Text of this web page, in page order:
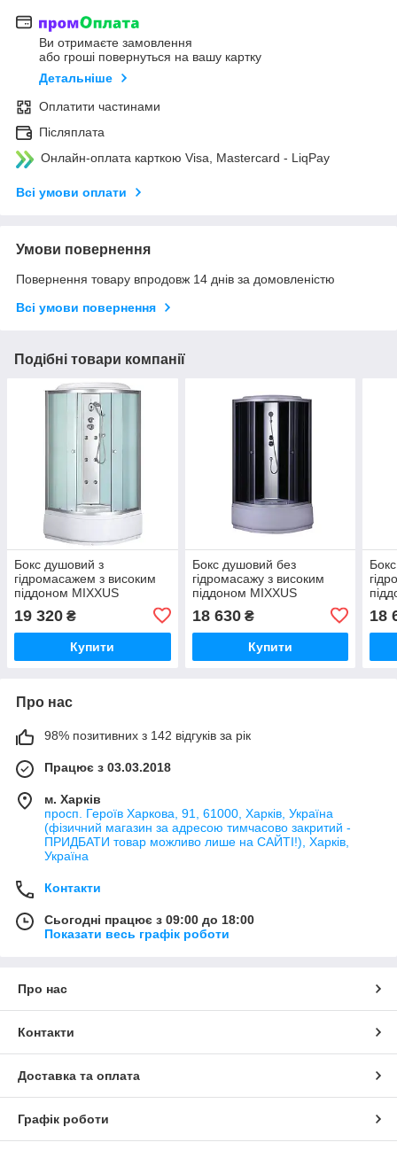
Ви отримаєте замовлення
або гроші повернуться на вашу картку
Детальніше
Оплатити частинами
Післяплата
Онлайн-оплата карткою Visa, Mastercard - LiqPay
Всі умови оплати
Умови повернення
Повернення товару впродовж 14 днів за домовленістю
Всі умови повернення
Подібні товари компанії
Бокс душовий з
гідромасажем з високим
піддоном MIXXUS
90x90x215-FB SATIN
матове скло 4мм (MI6888)
19 320 ₴
Купити
Бокс душовий без
гідромасажу з високим
піддоном MIXXUS
90x90x215-GR SATIN сіре
тоноване скло 4мм
18 630₴
Купити
18
Про нас
98% позитивних з 142 відгуків за рік
Працює з 03.03.2018
м. Харків
просп. Героїв Харкова, 91, 61000, Харків, Україна
(фізичний магазин за адресою тимчасово закритий -
ПРИДБАТИ товар можливо лише на САЙТІ!), Харків,
Україна
Контакти
Сьогодні працює з 09:00 до 18:00
Показати весь графік роботи
Про нас
Контакти
Доставка та оплата
Графік роботи